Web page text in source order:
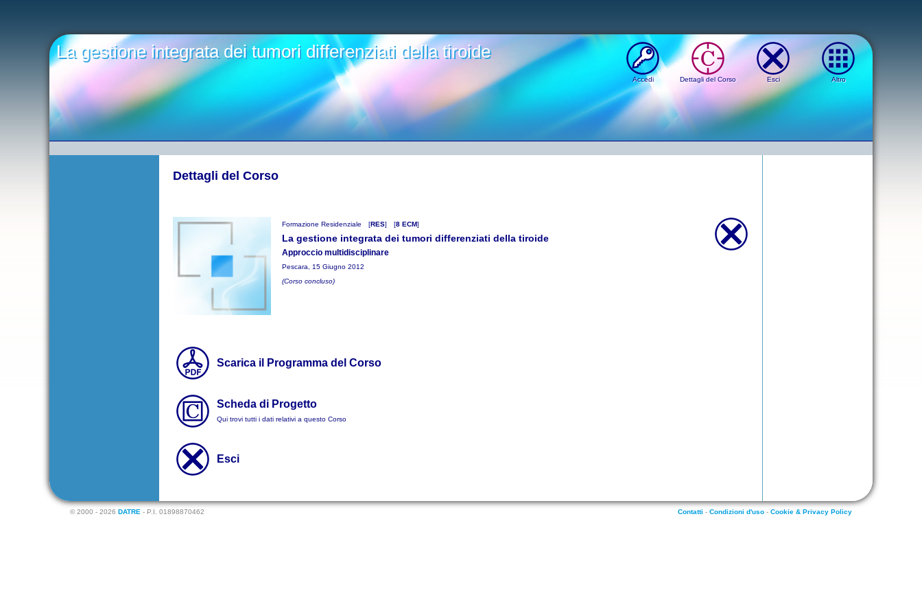
Accedi Dettagli del Corso Esci Altro
La gestione integrata dei tumori differenziati della tiroide
Dettagli del Corso
Formazione Residenziale [RES] [8 ECM]
La gestione integrata dei tumori differenziati della tiroide
Approccio multidisciplinare
Pescara, 15 Giugno 2012
(Corso concluso)
Scarica il Programma del Corso
Scheda di Progetto
Qui trovi tutti i dati relativi a questo Corso
Esci
© 2000 - 2026 DATRE - P.I. 01898870462 Contatti - Condizioni d'uso - Cookie & Privacy Policy